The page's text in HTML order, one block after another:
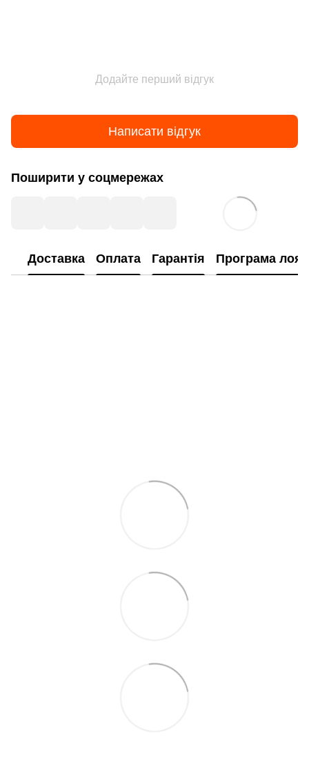
Додайте перший відгук
Написати відгук
Поширити у соцмережах
Доставка Оплата Гарантія Програма